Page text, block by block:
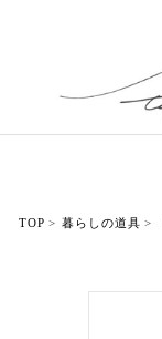
TOP 暮らしの道具